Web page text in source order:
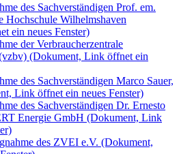
des Sachverständigen Prof. em.
Hochschule Wilhelmshaven
ein neues Fenster)
der Verbraucherzentrale
(Dokument, Link öffnet ein
des Sachverständigen Marco Sauer,
Link öffnet ein neues Fenster)
des Sachverständigen Dr. Ernesto
Energie GmbH (Dokument, Link
des ZVEI e.V. (Dokument,